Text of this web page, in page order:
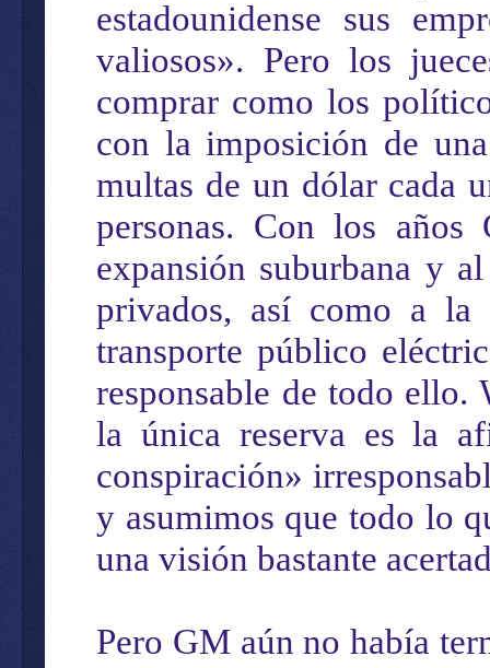
estadounidense sus
valiosos». Pero los
comprar como los
con la imposición de
multas de un dólar cada
personas. Con los
expansión suburbana y
privados, así como a la
transporte público
responsable de todo ello.
la única reserva es la
conspiración»
y asumimos que todo lo
una visión bastante
Pero GM aún no había